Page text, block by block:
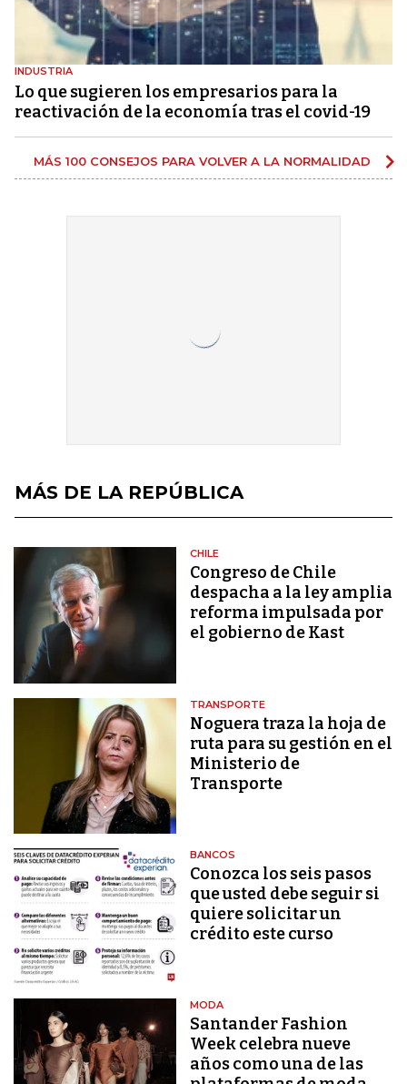
INDUSTRIA
Lo que sugieren los empresarios para la
reactivación de la economía tras el covid-19
MÁS 100 CONSEJOS PARA VOLVER A LA NORMALIDAD
MÁS DE LA REPÚBLICA
CHILE
Congreso de Chile
despacha a la ley amplia
reforma impulsada por
el gobierno de Kast
TRANSPORTE
Noguera traza la hoja de
ruta para su gestión en el
Ministerio de
Transporte
BANCOS
Conozca los seis pasos
que usted debe seguir si
quiere solicitar un
crédito este curso
MODA
Santander Fashion
Week celebra nueve
años como una de las